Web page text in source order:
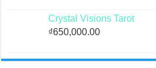
Crystal Visions Tarot
₫650,000.00